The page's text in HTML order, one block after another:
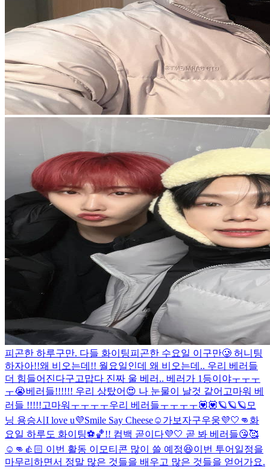
피곤한 하루구만. 다들 화이팅피곤한 수요일 이구만🥲 허니팅
하자아!!왜 비오는데!! 월요일인데 왜 비오는데.. 우리 베러들
더 힘들어진다구고맙다 진짜 울 베러.. 베러가 1등이야ㅜㅜㅜ
ㅜ😭베러들!!!!!! 우리 상탔어😍 나 눈물이 날것 같어 고마워 베
러들 !!!!!고마워ㅜㅜㅜㅜ우리 베러들ㅜㅜㅜㅜ💟💟🪐🪐🪐 모
닝 용승시 I love u💜Smile Say Cheese☺️ 가보자구우웅💜🤍👊 화
요일 하루도 화이팅⚽️🏀!! 컴백 곧이다💜🤍 곧 봐 베러들😘🥰
☺️👊👍🏻 이번 활동 이모티콘 많이 쓸 예정😆이번 투어일정을
마무리하면서 정말 많은 것들을 배우고 많은 것들을 얻어가요.